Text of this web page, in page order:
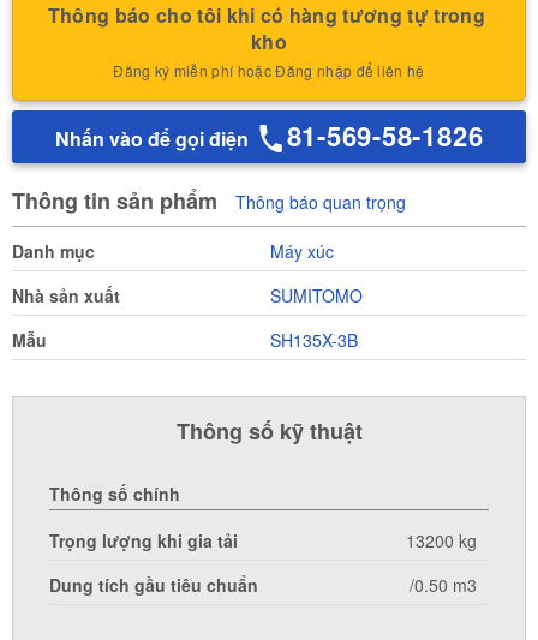
Thông báo cho tôi khi có hàng tương tự trong
kho
Đăng ký miễn phí hoặc Đăng nhập để liên hệ
Nhấn vào để gọi điện 81-569-58-1826
Thông tin sản phẩm Thông báo quan trọng
Danh mục
Máy xúc
Nhà sản xuất
SUMITOMO
Mẫu
SH135X-3B
Thông số kỹ thuật
Thông số chính
Trọng lượng khi gia tải
13200 kg
Dung tích gầu tiêu chuẩn
/0.50 m3